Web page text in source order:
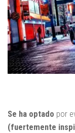
Se ha optado por
(fuertemente